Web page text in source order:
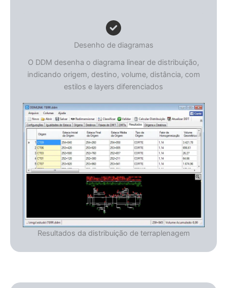
Desenho de diagramas
O DDM desenha o diagrama linear de distribuição,
indicando origem, destino, volume, distância, com
estilos e layers diferenciados
Resultados da distribuição de terraplenagem